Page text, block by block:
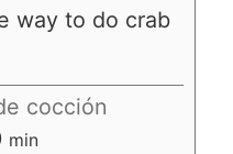
way to do crab
cocción
min